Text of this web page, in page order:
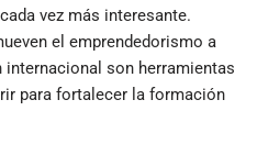
vez más interesante.
el emprendedorismo a
son herramientas
para fortalecer la formación